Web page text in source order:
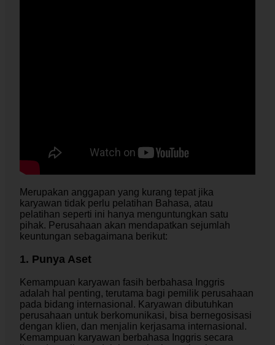
Merupakan anggapan yang kurang tepat jika
karyawan tidak perlu pelatihan Bahasa, atau
pelatihan seperti ini hanya menguntungkan satu
pihak. Perusahaan akan mendapatkan sejumlah
keuntungan sebagaimana berikut:
1. Punya Aset
Kemampuan karyawan fasih berbahasa Inggris
adalah hal penting, terutama bagi pemilik perusahaan
pada bidang internasional. Karyawan dibutuhkan
perusahaan untuk berkomunikasi, bisa bernegosisasi
dengan klien, dan menjalin kerjasama internasional.
Kemampuan karyawan berbahasa Inggris secara